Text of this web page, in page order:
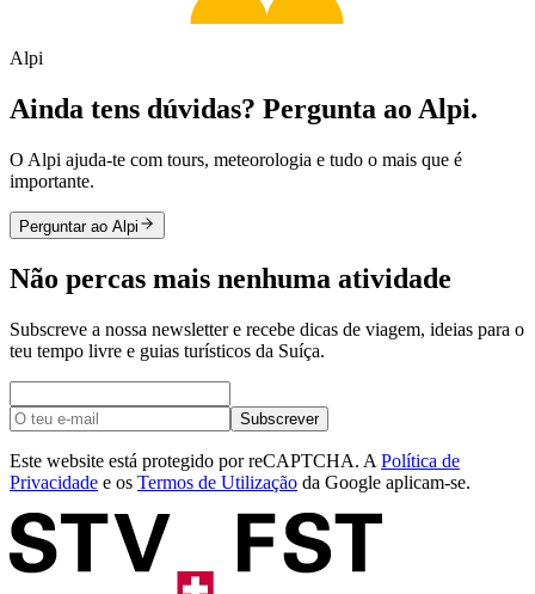
Alpi
Ainda tens dúvidas? Pergunta ao Alpi.
O Alpi ajuda-te com tours, meteorologia e tudo o mais que é
importante.
Perguntar ao Alpi
Não percas mais nenhuma atividade
Subscreve a nossa newsletter e recebe dicas de viagem, ideias para o
teu tempo livre e guias turísticos da Suíça.
Subscrever
Este website está protegido por reCAPTCHA. A Política de
Privacidade e os Termos de Utilização da Google aplicam-se.